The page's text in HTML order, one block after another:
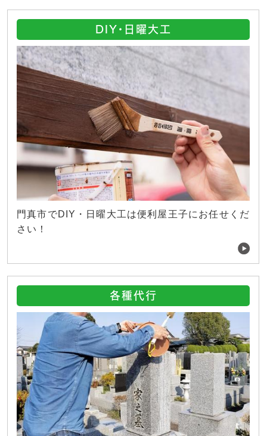
DIY・日曜大工
門真市でDIY・日曜大工は便利屋王子にお任せくだ
さい！
各種代行